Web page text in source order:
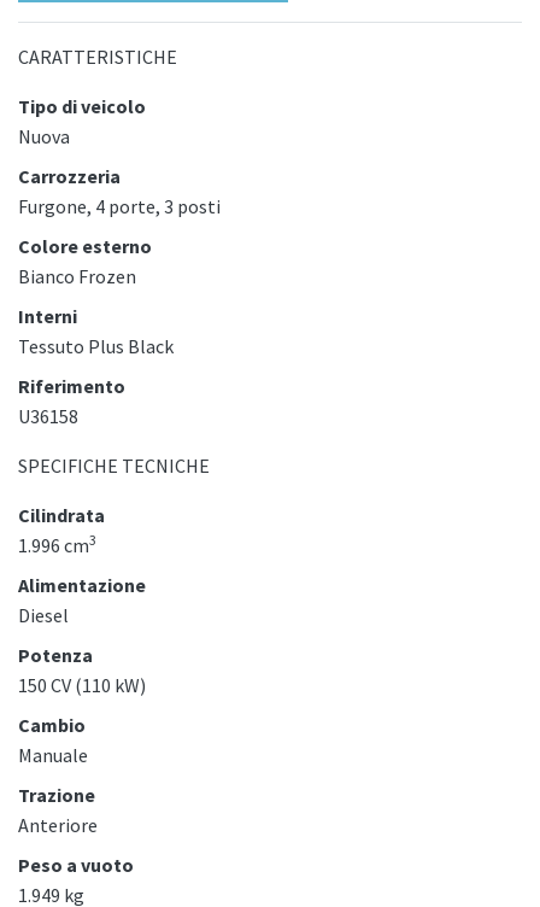
CARATTERISTICHE
Tipo di veicolo
Nuova
Carrozzeria
Furgone, 4 porte, 3 posti
Colore esterno
Bianco Frozen
Interni
Tessuto Plus Black
Riferimento
U36158
SPECIFICHE TECNICHE
Cilindrata
1.996 cm3
Alimentazione
Diesel
Potenza
150 CV (110 kW)
Cambio
Manuale
Trazione
Anteriore
Peso a vuoto
1.949 kg